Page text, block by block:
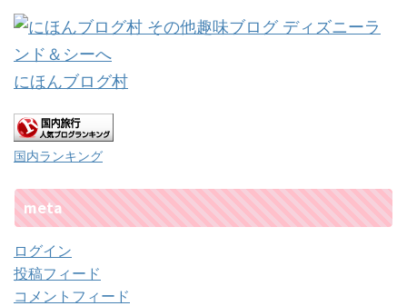
にほんブログ村
国内ランキング
meta
ログイン
投稿フィード
コメントフィード